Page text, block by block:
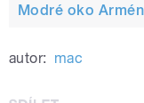
Modré oko
autor: mac